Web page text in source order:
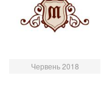
Червень 2018